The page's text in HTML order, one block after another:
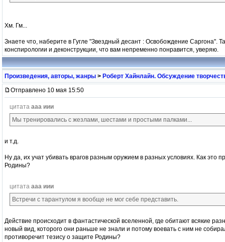
Хм. Гм...
Знаете что, наберите в Гугле "Звездный десант : Освобождение Саргона".
конспирологии и деконструкции, что вам непременно понравится, уверяю.
Произведения, авторы, жанры > Роберт Хайнлайн. Обсуждение
Отправлено 10 мая 15:50
цитата ааа иии
Мы тренировались с жезлами, шестами и простыми палками...
и т.д.
Ну да, их учат убивать врагов разным оружием в разных условиях. Как это
Родины?
цитата ааа иии
Встречи с тарантулом я вообще не мог себе представить.
Действие происходит в фантастической вселенной, где обитают всякие
новый вид, которого они раньше не знали и потому воевать с ним не
противоречит тезису о защите Родины?